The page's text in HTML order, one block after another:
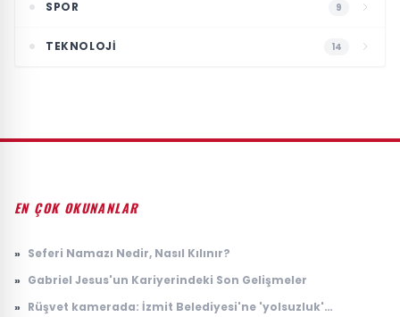
SPOR 9
TEKNOLOJI 14
EN ÇOK OKUNANLAR
» Seferi Namazı Nedir, Nasıl Kılınır?
» Gabriel Jesus'un Kariyerindeki Son Gelişmeler
» Rüşvet kamerada: İzmit Belediyesi'ne 'yolsuzluk'